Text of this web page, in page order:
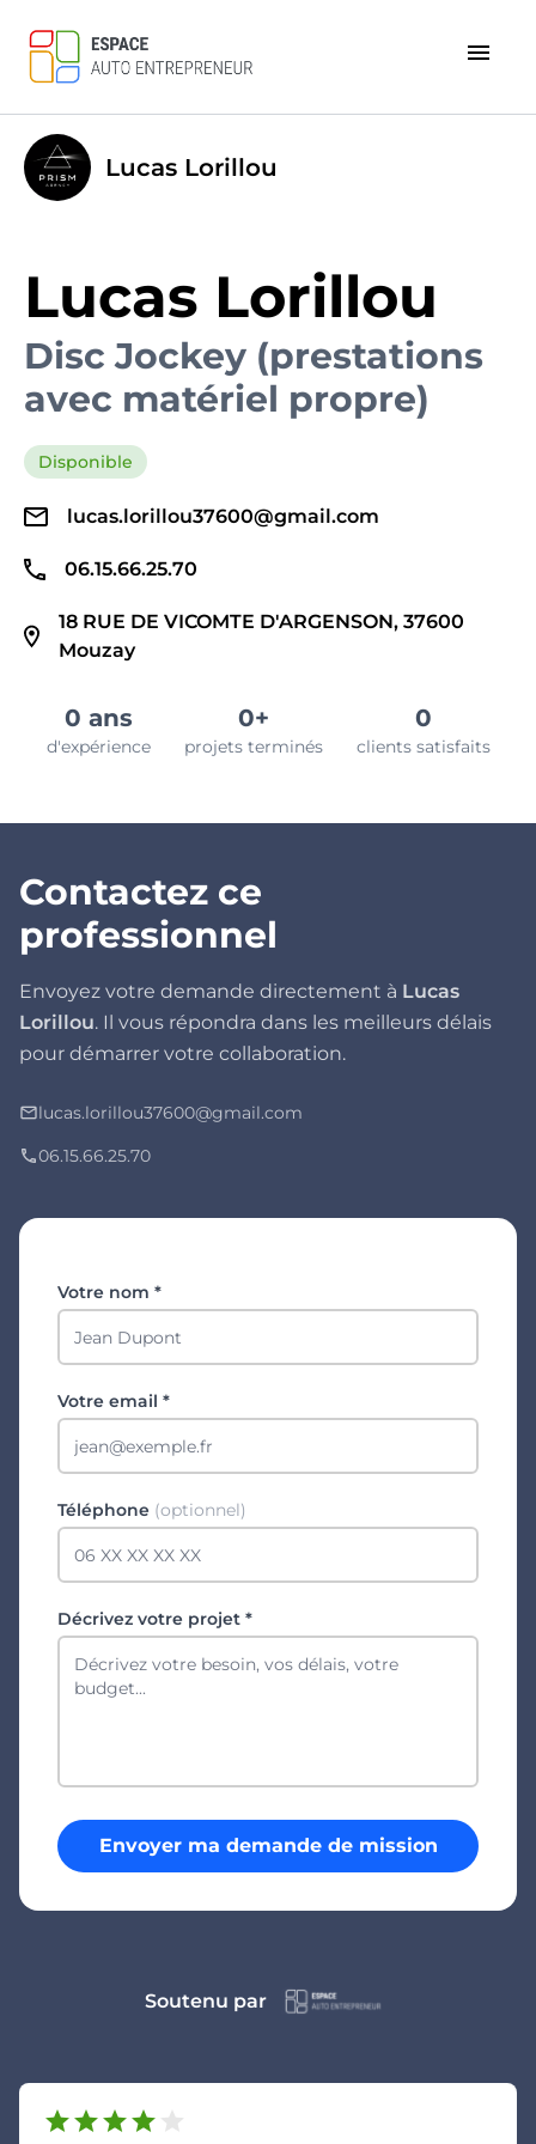
menu
Lucas Lorillou
Lucas Lorillou
Disc Jockey (prestations
avec matériel propre)
Disponible
lucas.lorillou37600@gmail.com
06.15.66.25.70
18 RUE DE VICOMTE D'ARGENSON, 37600
Mouzay
0 ans
d'expérience
0+
projets terminés
0
clients satisfaits
Contactez ce
professionnel
Envoyez votre demande directement à Lucas
Lorillou. Il vous répondra dans les meilleurs délais
pour démarrer votre collaboration.
mail_outlinelucas.lorillou37600@gmail.com
phone06.15.66.25.70
Votre nom *
Votre email *
Téléphone (optionnel)
Décrivez votre projet *
Envoyer ma demande de mission
Soutenu par
starstarstarstar star